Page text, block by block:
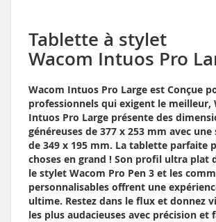
Tablette à stylet
Wacom Intuos Pro
Wacom Intuos Pro Large est Conçue
professionnels qui exigent le meilleur,
Intuos Pro Large présente des
généreuses de 377 x 253 mm avec
de 349 x 195 mm. La tablette parfaite
choses en grand ! Son profil ultra plat
le stylet Wacom Pro Pen 3 et les
personnalisables offrent une
ultime. Restez dans le flux et donnez
les plus audacieuses avec précision et